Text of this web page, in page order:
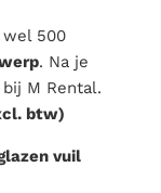
500
. Na je
M Rental.
btw)
vuil